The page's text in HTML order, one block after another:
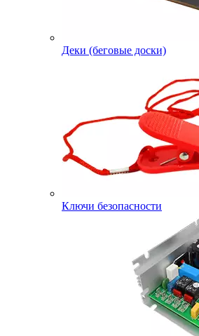
Деки (беговые доски)
Ключи безопасности